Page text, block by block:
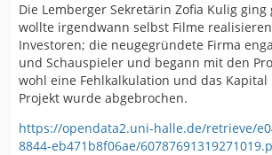
Die Lemberger Sekretärin Zofia Kulig
wollte irgendwann selbst Filme
Investoren; die neugegründete Firma
und Schauspieler und begann mit den
wohl eine Fehlkalkulation und das
Projekt wurde abgebrochen.
https://opendata2.uni-halle.de/retrieve/
8844-eb471b8f06ae/